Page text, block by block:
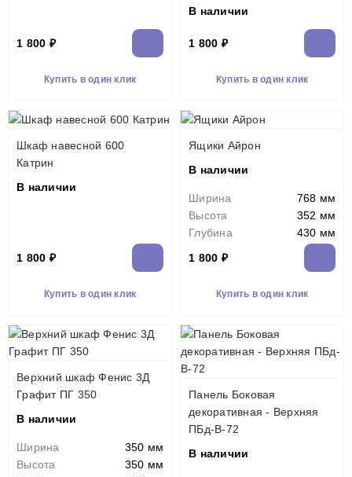
1 800 ₽
Купить в один клик
В наличии
1 800 ₽
Купить в один клик
Шкаф навесной 600
Катрин
В наличии
1 800 ₽
Купить в один клик
Ящики Айрон
В наличии
Ширина
768 мм
Высота
352 мм
Глубина
430 мм
1 800 ₽
Купить в один клик
Верхний шкаф Фенис 3Д
Графит ПГ 350
В наличии
Ширина
350 мм
Высота
350 мм
Панель Боковая
декоративная - Верхняя
ПБд-В-72
В наличии